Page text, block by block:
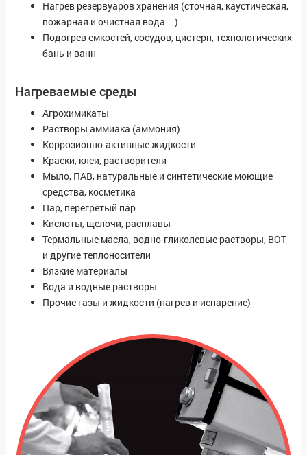
Нагрев резервуаров хранения (сточная, каустическая,
пожарная и очистная вода…)
Подогрев емкостей, сосудов, цистерн, технологических
бань и ванн
Нагреваемые среды
Агрохимикаты
Растворы аммиака (аммония)
Коррозионно-активные жидкости
Краски, клеи, растворители
Мыло, ПАВ, натуральные и синтетические моющие
средства, косметика
Пар, перегретый пар
Кислоты, щелочи, расплавы
Термальные масла, водно-гликолевые растворы, ВОТ
и другие теплоносители
Вязкие материалы
Вода и водные растворы
Прочие газы и жидкости (нагрев и испарение)